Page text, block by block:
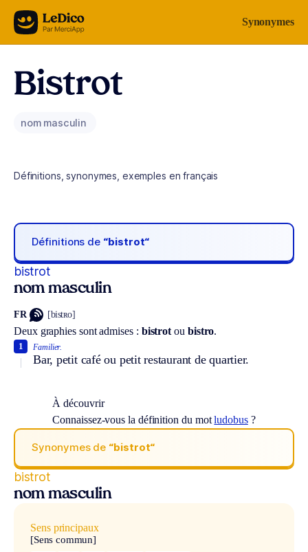
Aller au contenu Synonymes
Bistrot
nom masculin
Définitions, synonymes, exemples en français
Définitions de “bistrot“
bistrot
nom masculin
FR [bistʀo]
Deux graphies sont admises : bistrot ou bistro.
Familier.
Bar, petit café ou petit restaurant de quartier.
1
À découvrir
Connaissez-vous la définition du motludobus?
Synonymes de “bistrot“
bistrot
nom masculin
Sens principaux
[Sens commun]